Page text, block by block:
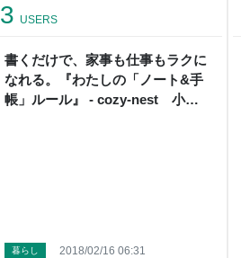
書くだけで、家事も仕事もラクに
なれる。『わたしの「ノート&手
帳」ルール』 - cozy-nest 小さ
3 USERS
暮らし 2018/02/16 06:31